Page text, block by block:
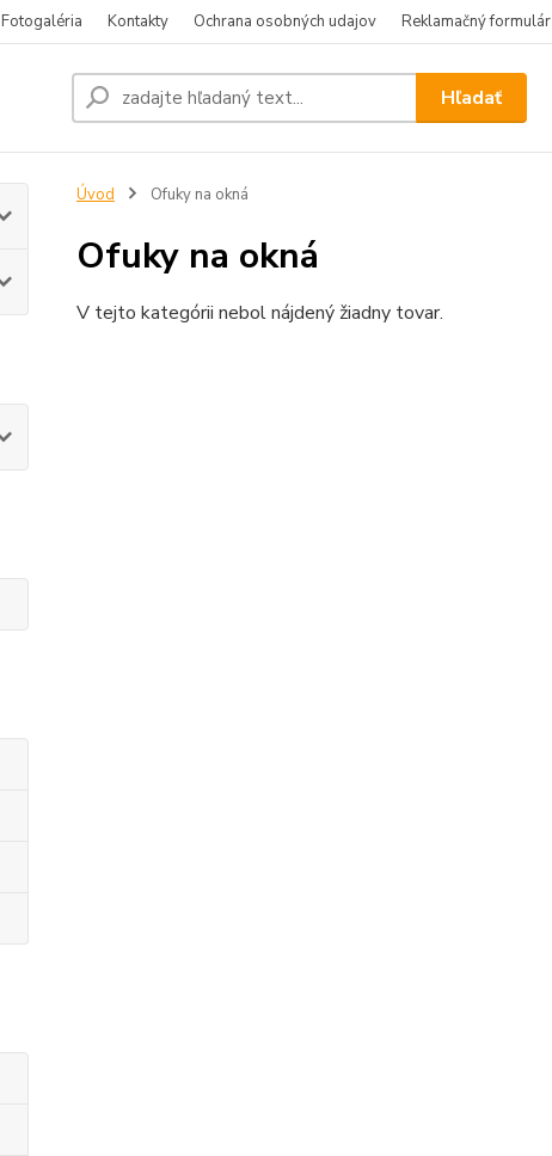
Fotogaléria Kontakty Ochrana osobných udajov Reklamačný formulár
Hľadať
Úvod Ofuky na okná
Ofuky na okná
V tejto kategórii nebol nájdený žiadny tovar.